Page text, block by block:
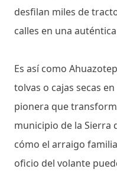
desfilan miles de
calles en una
Es así como
tolvas o cajas secas
pionera que
municipio de la Sierra
cómo el arraigo
oficio del volante